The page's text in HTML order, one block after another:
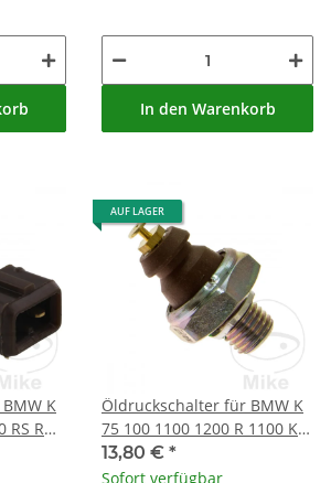
In den Warenkorb
K
RS R
AUF LAGER
Öldruckschalter für BMW K
75 100 1100 1200 R 1100 K1
1000
13,80 € *
Sofort verfügbar